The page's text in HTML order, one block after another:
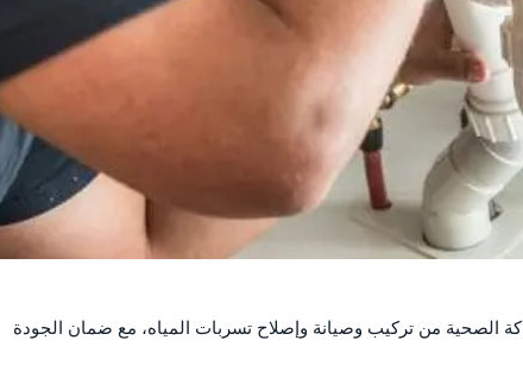
من تركيب وصيانة وإصلاح تسربات المياه، مع ضمان الجودة